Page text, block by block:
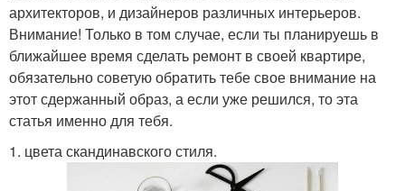
архитекторов, и дизайнеров различных интерьеров.
Внимание! Только в том случае, если ты планируешь в
ближайшее время сделать ремонт в своей квартире,
обязательно советую обратить тебе свое внимание на
этот сдержанный образ, а если уже решился, то эта
статья именно для тебя.
1. цвета скандинавского стиля.